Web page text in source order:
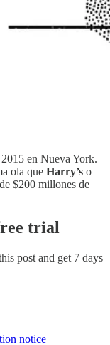
en Nueva York.
ola que Harry’s o
$200 millones de
trial
post and get 7 days
notice